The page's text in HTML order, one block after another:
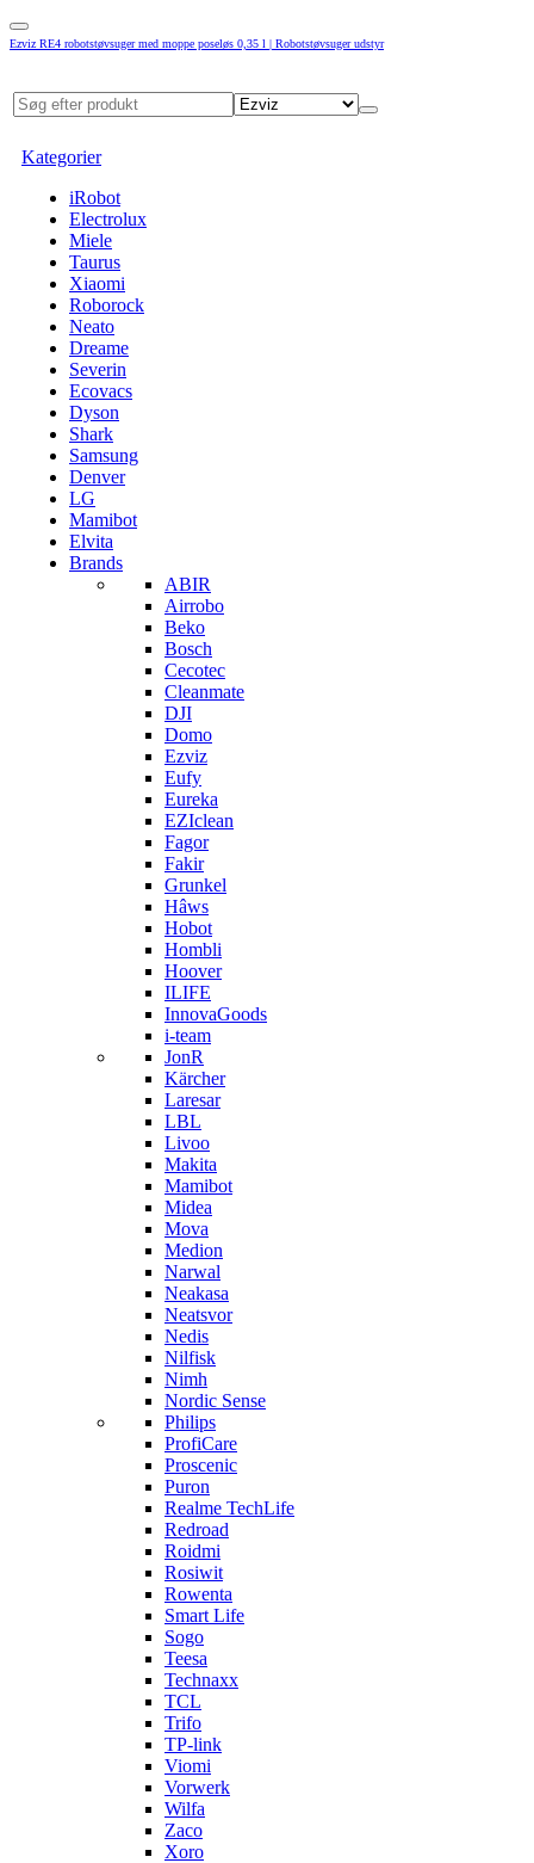
Ezviz RE4 robotstøvsuger med moppe poseløs 0,35 l | Robotstøvsuger udstyr
Kategorier
iRobot
Electrolux
Miele
Taurus
Xiaomi
Roborock
Neato
Dreame
Severin
Ecovacs
Dyson
Shark
Samsung
Denver
LG
Mamibot
Elvita
Brands
ABIR
Airrobo
Beko
Bosch
Cecotec
Cleanmate
DJI
Domo
Ezviz
Eufy
Eureka
EZIclean
Fagor
Fakir
Grunkel
Hâws
Hobot
Hombli
Hoover
ILIFE
InnovaGoods
i-team
JonR
Kärcher
Laresar
LBL
Livoo
Makita
Mamibot
Midea
Mova
Medion
Narwal
Neakasa
Neatsvor
Nedis
Nilfisk
Nimh
Nordic Sense
Philips
ProfiCare
Proscenic
Puron
Realme TechLife
Redroad
Roidmi
Rosiwit
Rowenta
Smart Life
Sogo
Teesa
Technaxx
TCL
Trifo
TP-link
Viomi
Vorwerk
Wilfa
Zaco
Xoro